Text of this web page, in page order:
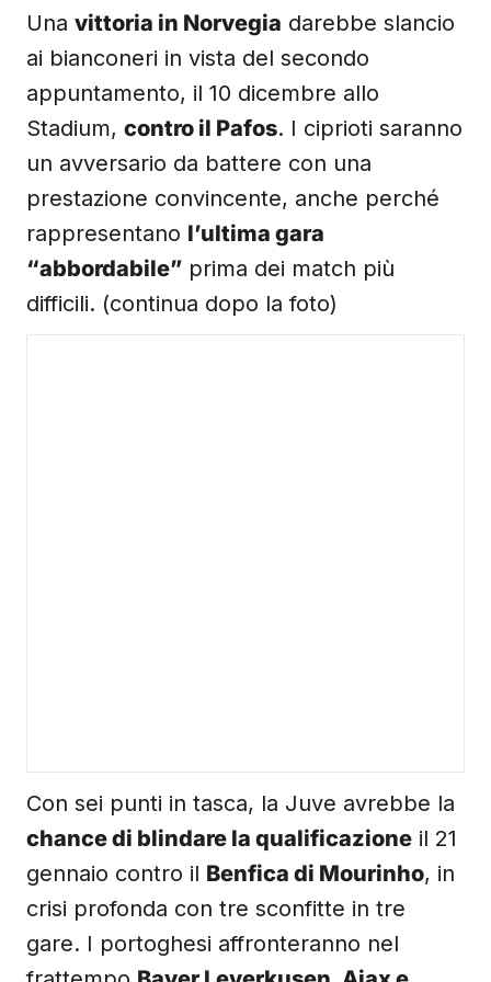
Una vittoria in Norvegia darebbe slancio
ai bianconeri in vista del secondo
appuntamento, il 10 dicembre allo
Stadium, contro il Pafos. I ciprioti saranno
un avversario da battere con una
prestazione convincente, anche perché
rappresentano l’ultima gara
“abbordabile” prima dei match più
difficili. (continua dopo la foto)
Con sei punti in tasca, la Juve avrebbe la
chance di blindare la qualificazione il 21
gennaio contro il Benfica di Mourinho, in
crisi profonda con tre sconfitte in tre
gare. I portoghesi affronteranno nel